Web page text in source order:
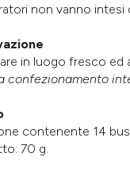
non vanno
in luogo fresco ed
confezionamento
contenente 14
70 g.